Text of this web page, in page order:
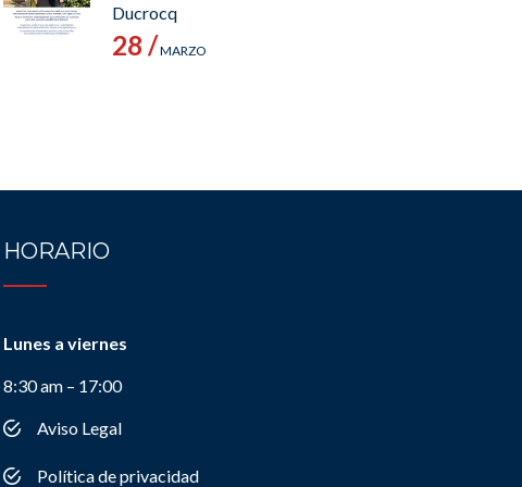
Ducrocq
28 /MARZO
HORARIO
Lunes a viernes
8:30 am – 17:00
Aviso Legal
Política de privacidad